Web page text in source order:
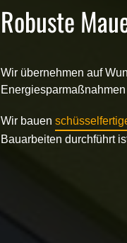
Robuste
Wir übernehmen auf
Energiesparmaßnahmen
Wir bauen
Bauarbeiten durchführt